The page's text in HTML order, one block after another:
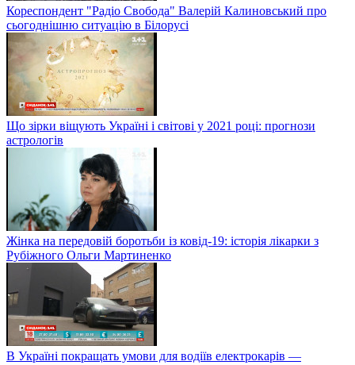
Кореспондент "Радіо Свобода" Валерій Калиновський про
сьогоднішню ситуацію в Білорусі
Що зірки віщують Україні і світові у 2021 році: прогнози
астрологів
Жінка на передовій боротьби із ковід-19: історія лікарки з
Рубіжного Ольги Мартиненко
В Україні покращать умови для водіїв електрокарів —